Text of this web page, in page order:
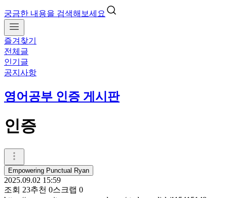
궁금한 내용을 검색해보세요
즐겨찾기
전체글
인기글
공지사항
영어공부 인증 게시판
인증
Empowering Punctual Ryan
2025.09.02 15:59
조회 23추천 0스크랩 0